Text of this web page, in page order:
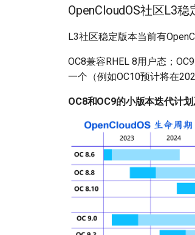
OpenCloudOS社区L3
L3社区稳定版本当前有
OC8兼容RHEL 8用户态；
一个（例如OC10预计将在
OC8和OC9的小版本迭代计划